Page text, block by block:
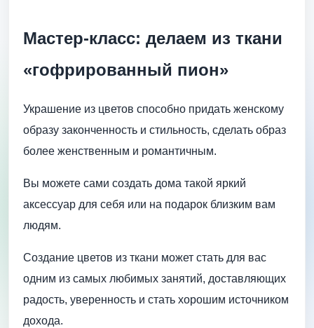
Мастер-класс: делаем из ткани
«гофрированный пион»
Украшение из цветов способно придать женскому
образу законченность и стильность, сделать образ
более женственным и романтичным.
Вы можете сами создать дома такой яркий
аксессуар для себя или на подарок близким вам
людям.
Создание цветов из ткани может стать для вас
одним из самых любимых занятий, доставляющих
радость, уверенность и стать хорошим источником
дохода.